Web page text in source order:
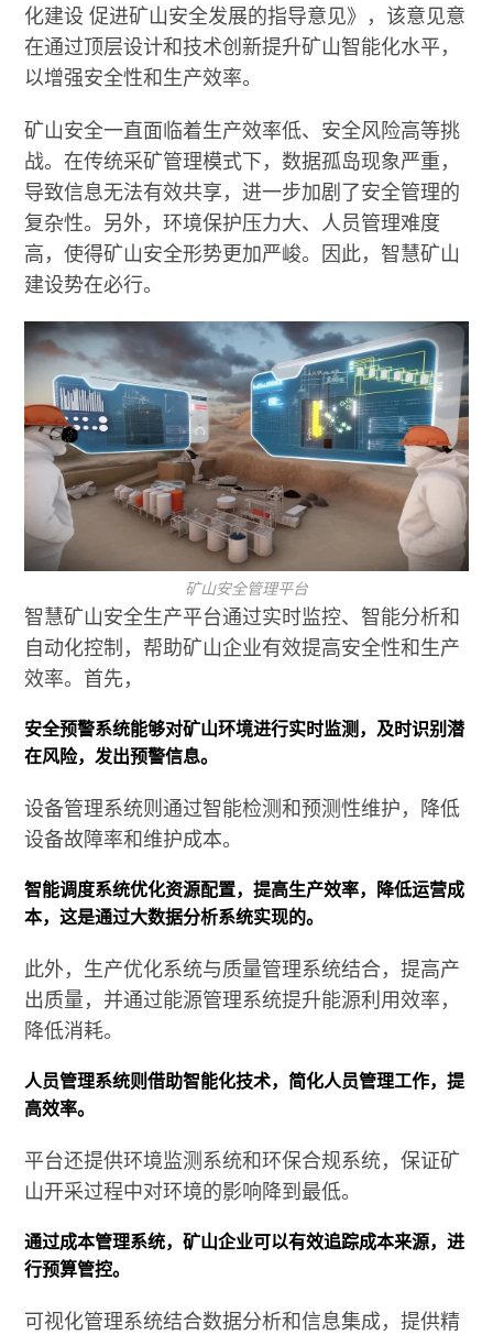
化建设 促进矿山安全发展的指导意见》，该意见意
在通过顶层设计和技术创新提升矿山智能化水平，
以增强安全性和生产效率。
矿山安全一直面临着生产效率低、安全风险高等挑
战。在传统采矿管理模式下，数据孤岛现象严重，
导致信息无法有效共享，进一步加剧了安全管理的
复杂性。另外，环境保护压力大、人员管理难度
高，使得矿山安全形势更加严峻。因此，智慧矿山
建设势在必行。
矿山安全管理平台
智慧矿山安全生产平台通过实时监控、智能分析和
自动化控制，帮助矿山企业有效提高安全性和生产
效率。首先，
安全预警系统能够对矿山环境进行实时监测，及时识别潜
在风险，发出预警信息。
设备管理系统则通过智能检测和预测性维护，降低
设备故障率和维护成本。
智能调度系统优化资源配置，提高生产效率，降低运营成
本，这是通过大数据分析系统实现的。
此外，生产优化系统与质量管理系统结合，提高产
出质量，并通过能源管理系统提升能源利用效率，
降低消耗。
人员管理系统则借助智能化技术，简化人员管理工作，提
高效率。
平台还提供环境监测系统和环保合规系统，保证矿
山开采过程中对环境的影响降到最低。
通过成本管理系统，矿山企业可以有效追踪成本来源，进
行预算管控。
可视化管理系统结合数据分析和信息集成，提供精